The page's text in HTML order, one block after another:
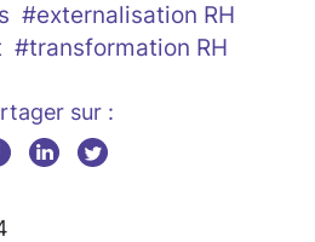
#externalisation RH
#transformation RH
sur :